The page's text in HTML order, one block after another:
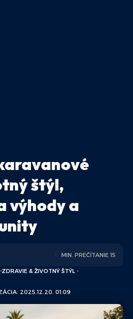
štýl,
výhody a
2025.12.20. 01:09
ZDRAVIE & ŽIVOTNÝ ŠTÝL
MIN. PREČÍTANIE 15